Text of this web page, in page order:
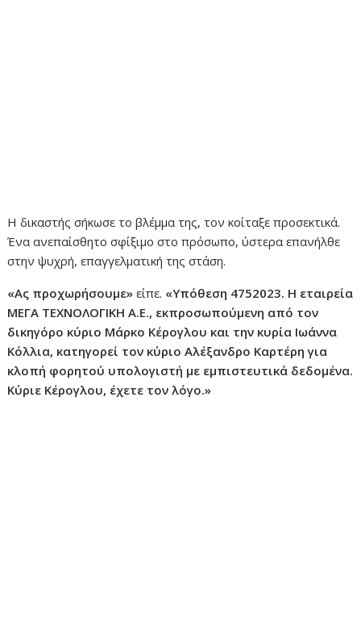
Η δικαστής σήκωσε το βλέμμα της, τον κοίταξε προσεκτικά.
Ένα ανεπαίσθητο σφίξιμο στο πρόσωπο, ύστερα επανήλθε
στην ψυχρή, επαγγελματική της στάση.
«Ας προχωρήσουμε» είπε. «Υπόθεση 4752023. Η εταιρεία
ΜΕΓΑ ΤΕΧΝΟΛΟΓΙΚΗ Α.Ε., εκπροσωπούμενη από τον
δικηγόρο κύριο Μάρκο Κέρογλου και την κυρία Ιωάννα
Κόλλια, κατηγορεί τον κύριο Αλέξανδρο Καρτέρη για
κλοπή φορητού υπολογιστή με εμπιστευτικά δεδομένα.
Κύριε Κέρογλου, έχετε τον λόγο.»